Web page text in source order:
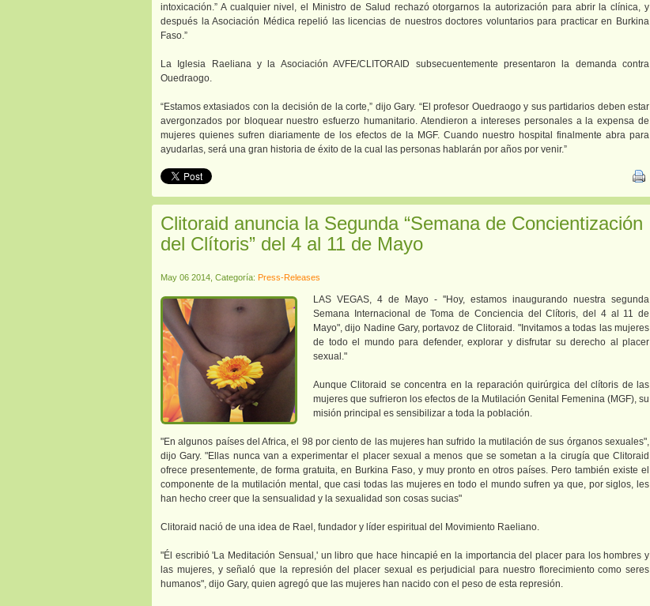
intoxicación.” A cualquier nivel, el Ministro de Salud rechazó otorgarnos la autorización para abrir la clínica, y
después la Asociación Médica repelió las licencias de nuestros doctores voluntarios para practicar en Burkina
Faso.”
La Iglesia Raeliana y la Asociación AVFE/CLITORAID subsecuentemente presentaron la demanda contra
Ouedraogo.
“Estamos extasiados con la decisión de la corte,” dijo Gary. “El profesor Ouedraogo y sus partidarios deben estar
avergonzados por bloquear nuestro esfuerzo humanitario. Atendieron a intereses personales a la expensa de
mujeres quienes sufren diariamente de los efectos de la MGF. Cuando nuestro hospital finalmente abra para
ayudarlas, será una gran historia de éxito de la cual las personas hablarán por años por venir.”
Clitoraid anuncia la Segunda “Semana de Concientización
del Clítoris” del 4 al 11 de Mayo
May 06 2014, Categoría: Press-Releases
LAS VEGAS, 4 de Mayo - ''Hoy, estamos inaugurando nuestra segunda
Semana Internacional de Toma de Conciencia del Clítoris, del 4 al 11 de
Mayo", dijo Nadine Gary, portavoz de Clitoraid. "Invitamos a todas las mujeres
de todo el mundo para defender, explorar y disfrutar su derecho al placer
sexual."
Aunque Clitoraid se concentra en la reparación quirúrgica del clítoris de las
mujeres que sufrieron los efectos de la Mutilación Genital Femenina (MGF), su
misión principal es sensibilizar a toda la población.
"En algunos países del Africa, el 98 por ciento de las mujeres han sufrido la mutilación de sus órganos sexuales",
dijo Gary. "Ellas nunca van a experimentar el placer sexual a menos que se sometan a la cirugía que Clitoraid
ofrece presentemente, de forma gratuita, en Burkina Faso, y muy pronto en otros países. Pero también existe el
componente de la mutilación mental, que casi todas las mujeres en todo el mundo sufren ya que, por siglos, les
han hecho creer que la sensualidad y la sexualidad son cosas sucias"
Clitoraid nació de una idea de Rael, fundador y líder espiritual del Movimiento Raeliano.
"Él escribió 'La Meditación Sensual,' un libro que hace hincapié en la importancia del placer para los hombres y
las mujeres, y señaló que la represión del placer sexual es perjudicial para nuestro florecimiento como seres
humanos", dijo Gary, quien agregó que las mujeres han nacido con el peso de esta represión.